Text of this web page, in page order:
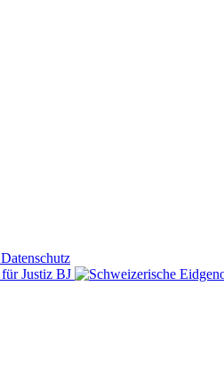
Datenschutz